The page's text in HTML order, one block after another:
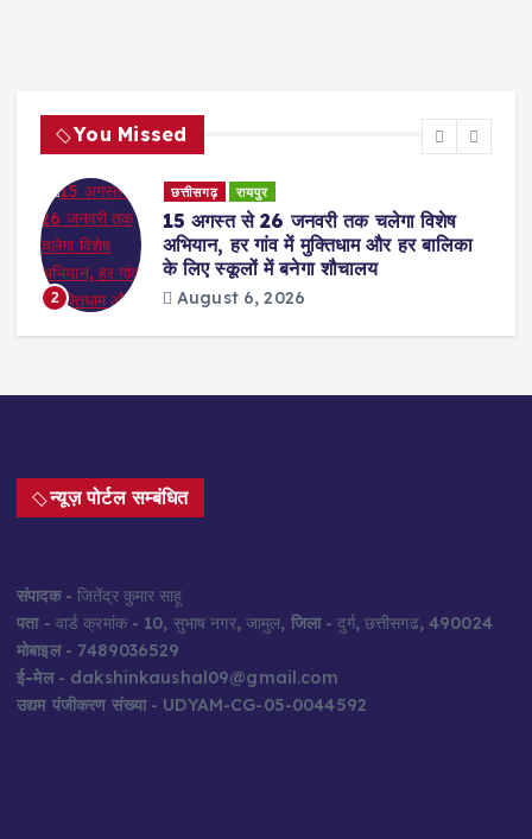
You Missed
2
छत्तीसगढ़ रायपुर
15 अगस्त से 26 जनवरी तक चलेगा विशेष
अभियान, हर गांव में मुक्तिधाम और हर बालिका
के लिए स्कूलों में बनेगा शौचालय
August 6, 2026
न्यूज़ पोर्टल सम्बंधित
संपादक- जितेंद्र कुमार साहू
पता- वार्ड क्रमांक - 10, सुभाष नगर, जामुल, जिला- दुर्ग, छत्तीसगढ, 490024
मोबाइल- 7489036529
ई-मेल- dakshinkaushal09@gmail.com
उद्यम पंजीकरण संख्या- UDYAM-CG-05-0044592